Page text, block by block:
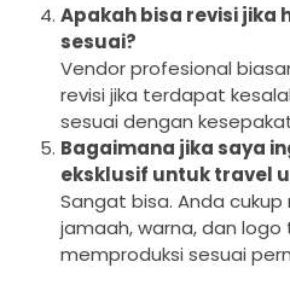
Apakah bisa revisi jika
sesuai?
Vendor profesional
revisi jika terdapat
sesuai dengan
Bagaimana jika saya
eksklusif untuk travel
Sangat bisa. Anda
jamaah, warna, dan
memproduksi sesuai